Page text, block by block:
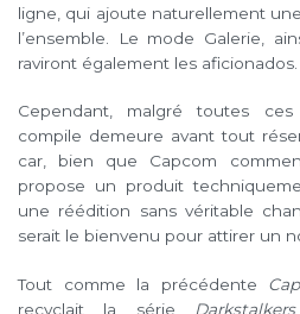
ligne, qui ajoute naturellement
l’ensemble. Le mode Galerie,
raviront également les aficionados.
Cependant, malgré toutes
compile demeure avant tout
car, bien que Capcom
propose un produit
une réédition sans véritable
serait le bienvenu pour attirer un
Tout comme la précédente
recyclait la série
Darkstalkers